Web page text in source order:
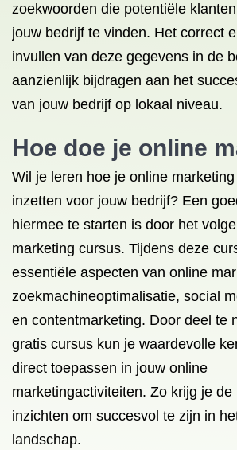
zoekwoorden die potentiële
jouw bedrijf te vinden. Het correct
invullen van deze gegevens in de
aanzienlijk bijdragen aan het
van jouw bedrijf op lokaal niveau.
Hoe doe je online
Wil je leren hoe je online
inzetten voor jouw bedrijf? Een
hiermee te starten is door het
marketing cursus. Tijdens deze
essentiële aspecten van online
zoekmachineoptimalisatie, social
en contentmarketing. Door deel te
gratis cursus kun je waardevolle
direct toepassen in jouw online
marketingactiviteiten. Zo krijg je de
inzichten om succesvol te zijn in
landschap.